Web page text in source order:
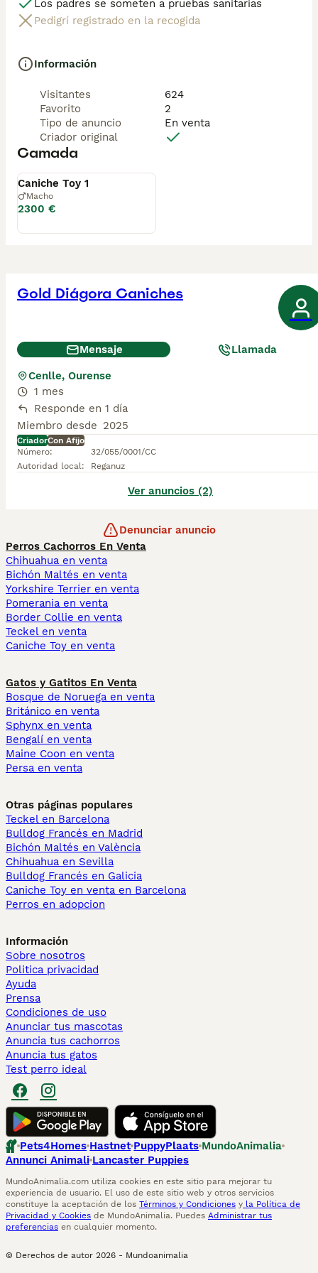
Los padres se someten a pruebas sanitarias
Pedigrí registrado en la recogida
Información
Visitantes
624
Favorito
2
Tipo de anuncio
En venta
Criador original
Camada
Caniche Toy 1
Macho
2300 €
Gold Diágora Caniches
Mensaje Llamada
Cenlle, Ourense
1 mes
Responde en 1 día
Miembro desde 2025
CriadorCon Afijo
Número:
32/055/0001/CC
Autoridad local: Reganuz
Ver anuncios (2)
Denunciar anuncio
Perros Cachorros En Venta
Chihuahua en venta
Bichón Maltés en venta
Yorkshire Terrier en venta
Pomerania en venta
Border Collie en venta
Teckel en venta
Caniche Toy en venta
Gatos y Gatitos En Venta
Bosque de Noruega en venta
Británico en venta
Sphynx en venta
Bengalí en venta
Maine Coon en venta
Persa en venta
Otras páginas populares
Teckel en Barcelona
Bulldog Francés en Madrid
Bichón Maltés en València
Chihuahua en Sevilla
Bulldog Francés en Galicia
Caniche Toy en venta en Barcelona
Perros en adopcion
Información
Sobre nosotros
Politica privacidad
Ayuda
Prensa
Condiciones de uso
Anunciar tus mascotas
Anuncia tus cachorros
Anuncia tus gatos
Test perro ideal
Pets4Homes Hastnet PuppyPlaats MundoAnimalia
Annunci Animali Lancaster Puppies
MundoAnimalia.com utiliza cookies en este sitio para mejorar tu
experiencia de usuario. El uso de este sitio web y otros servicios
constituye la aceptación de los Términos y Condiciones y la Política de
Privacidad y Cookies de MundoAnimalia. Puedes Administrar tus
preferencias en cualquier momento.
© Derechos de autor 2026 - Mundoanimalia